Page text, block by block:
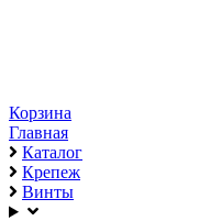
Корзина
Главная
Каталог
Крепеж
Винты